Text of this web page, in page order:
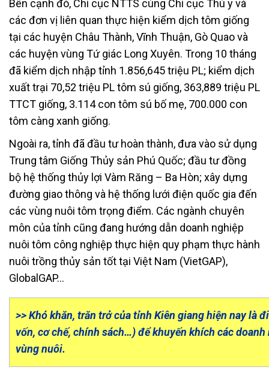
Bên cạnh đó, Chi cục NTTS cùng Chi cục Thú y và
các đơn vị liên quan thực hiện kiểm dịch tôm giống
tại các huyện Châu Thành, Vĩnh Thuận, Gò Quao và
các huyện vùng Tứ giác Long Xuyên. Trong 10 tháng
đã kiểm dịch nhập tỉnh 1.856,645 triệu PL; kiểm dịch
xuất trại 70,52 triệu PL tôm sú giống, 363,889 triệu PL
TTCT giống, 3.114 con tôm sú bố mẹ, 700.000 con
tôm càng xanh giống.
Ngoài ra, tỉnh đã đầu tư hoàn thành, đưa vào sử dụng
Trung tâm Giống Thủy sản Phú Quốc; đầu tư đồng
bộ hệ thống thủy lợi Vàm Răng – Ba Hòn; xây dựng
đường giao thông và hệ thống lưới điện quốc gia đến
các vùng nuôi tôm trọng điểm. Các ngành chuyên
môn của tỉnh cũng đang hướng dẫn doanh nghiệp
nuôi tôm công nghiệp thực hiện quy phạm thực hành
nuôi trồng thủy sản tốt tại Việt Nam (VietGAP),
GlobalGAP…
>> Khó khăn, trăn trở của tỉnh Kiên giang hiện nay là
vốn, cơ chế, chính sách…) để khuyến khích các
vùng nuôi.